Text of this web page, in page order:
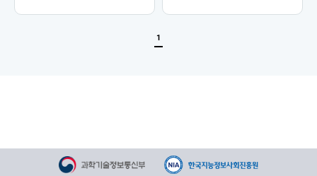
록
록
1